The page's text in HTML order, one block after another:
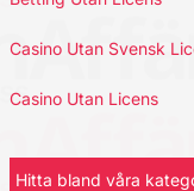
Casino Utan Svensk
Casino Utan Licens
Hitta bland våra